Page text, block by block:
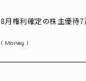
8月権利確定の株主優待
Money